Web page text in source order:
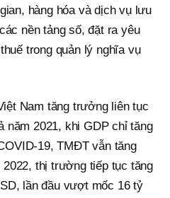
hàng hóa và dịch vụ lưu
nền tảng số, đặt ra yêu
trong quản lý nghĩa vụ
Nam tăng trưởng liên tục
2021, khi GDP chỉ tăng
19, TMĐT vẫn tăng
thị trường tiếp tục tăng
lần đầu vượt mốc 16 tỷ